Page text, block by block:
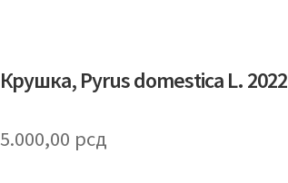
Крушка, Pyrus domestica L. 2022
5.000,00 рсд